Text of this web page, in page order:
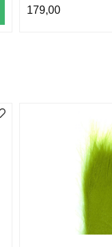
179,00